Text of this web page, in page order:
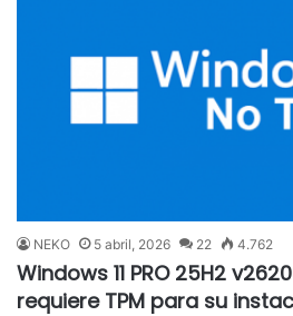
NEKO 5 abril, 2026 22 4.762
Windows 11 PRO 25H2
requiere TPM para su